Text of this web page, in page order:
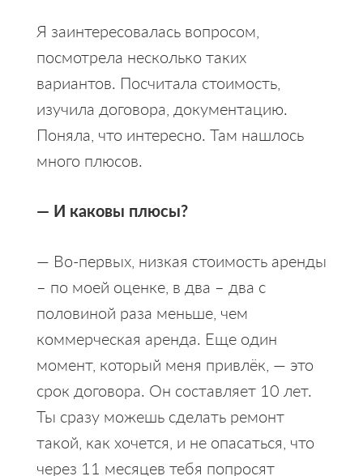
Я заинтересовалась вопросом,
посмотрела несколько таких
вариантов. Посчитала стоимость,
изучила договора, документацию.
Поняла, что интересно. Там нашлось
много плюсов.
— И каковы плюсы?
— Во-первых, низкая стоимость аренды
– по моей оценке, в два – два с
половиной раза меньше, чем
коммерческая аренда. Еще один
момент, который меня привлёк, — это
срок договора. Он составляет 10 лет.
Ты сразу можешь сделать ремонт
такой, как хочется, и не опасаться, что
через 11 месяцев тебя попросят